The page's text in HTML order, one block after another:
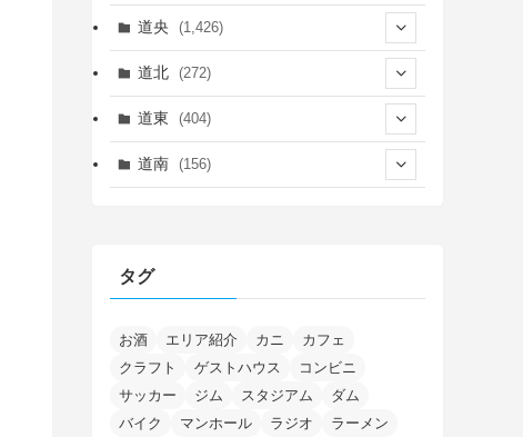
道央 (1,426)
(339)
(14)
(11)
(27)
(7)
(7)
(5)
(4)
道北 (272)
(27)
(6) (35)
(8)
道東 (404)
(9)
(15)
(2)
(7)
(5)
(5)
(1)
(31)
(7)
(9)
(5)
(8)
道南 (156)
(2)
(1)
(96)
(6)
(4)
タグ
お酒 エリア紹介 カニ
カフェ
クラフト
ゲストハウス
コンビニ
サッカー
ジム スタジアム
ダム
バイク
マンホール ラジオ
ラーメン